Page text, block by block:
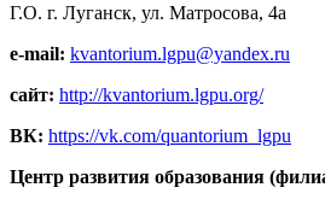
Г.О. г. Луганск, ул. Матросова, 4а
e-mail: kvantorium.lgpu@yandex.ru
сайт: http://kvantorium.lgpu.org/
ВК: https://vk.com/quantorium_lgpu
Центр развития образования